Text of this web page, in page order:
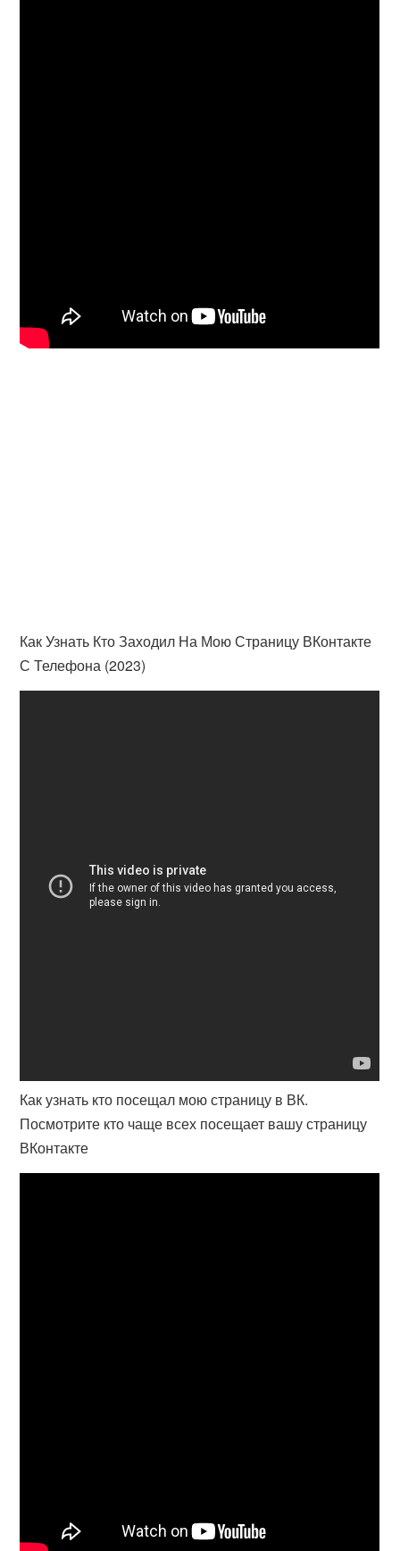
Как Узнать Кто Заходил На Мою Страницу ВКонтакте
С Телефона (2023)
Как узнать кто посещал мою страницу в ВК.
Посмотрите кто чаще всех посещает вашу страницу
ВКонтакте